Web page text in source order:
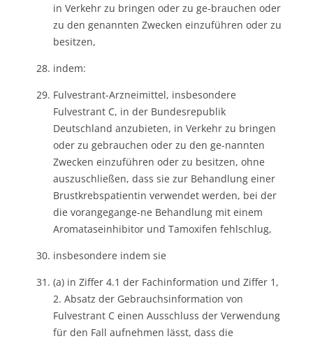
in Verkehr zu bringen oder zu ge-brauchen oder
zu den genannten Zwecken einzuführen oder zu
besitzen,
indem:
Fulvestrant-Arzneimittel, insbesondere
Fulvestrant C, in der Bundesrepublik
Deutschland anzubieten, in Verkehr zu bringen
oder zu gebrauchen oder zu den ge-nannten
Zwecken einzuführen oder zu besitzen, ohne
auszuschließen, dass sie zur Behandlung einer
Brustkrebspatientin verwendet werden, bei der
die vorangegange-ne Behandlung mit einem
Aromataseinhibitor und Tamoxifen fehlschlug,
insbesondere indem sie
(a) in Ziffer 4.1 der Fachinformation und Ziffer 1,
2. Absatz der Gebrauchsinformation von
Fulvestrant C einen Ausschluss der Verwendung
für den Fall aufnehmen lässt, dass die